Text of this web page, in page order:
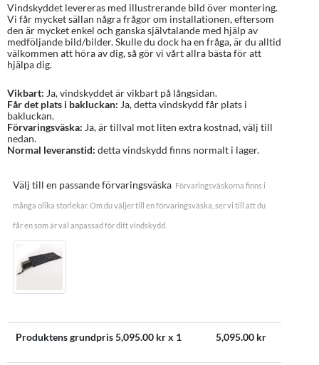
Vindskyddet levereras med illustrerande bild över montering.
Vi får mycket sällan några frågor om installationen, eftersom
den är mycket enkel och ganska självtalande med hjälp av
medföljande bild/bilder. Skulle du dock ha en fråga, är du alltid
välkommen att höra av dig, så gör vi vårt allra bästa för att
hjälpa dig.
Vikbart: Ja, vindskyddet är vikbart på långsidan.
Får det plats i bakluckan: Ja, detta vindskydd får plats i
bakluckan.
Förvaringsväska: Ja, är tillval mot liten extra kostnad, välj till
nedan.
Normal leveranstid: detta vindskydd finns normalt i lager.
Välj till en passande förvaringsväska Förvaringsväskorna finns i
många olika storlekar. Om du väljer till en förvaringsväska, ser vi till att du
får en som är väl anpassad för ditt vindskydd.
Produktens grundpris5,095.00 kr x 1 5,095.00 kr